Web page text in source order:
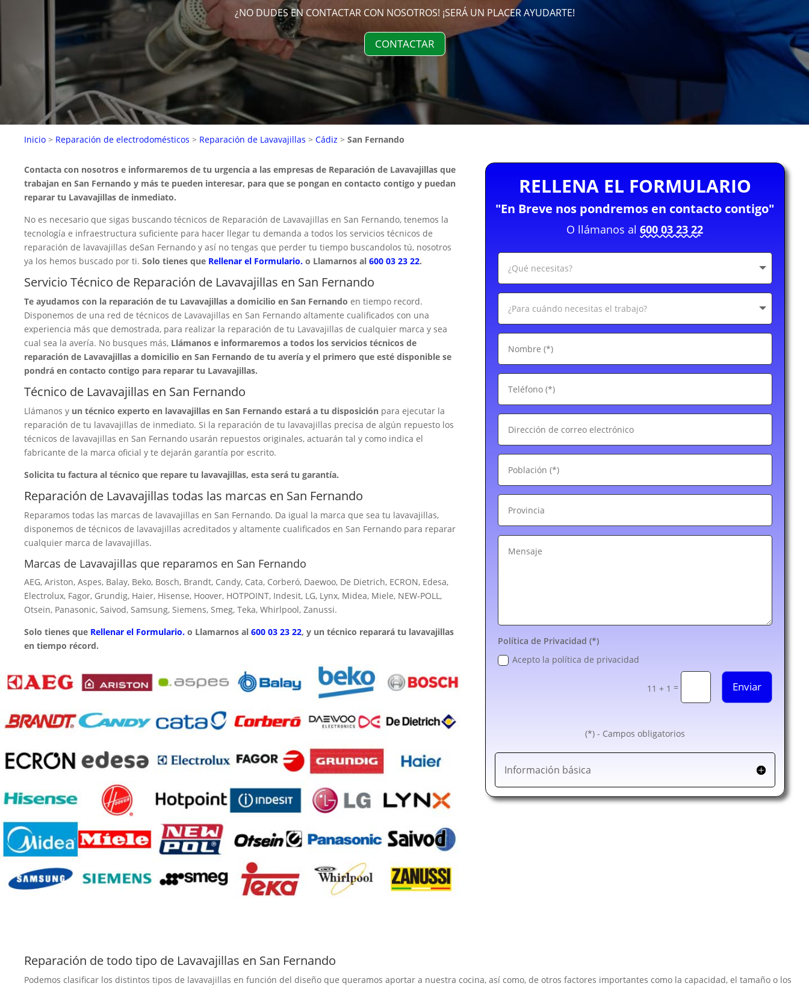
¿NO DUDES EN CONTACTAR CON NOSOTROS! ¡SERÁ UN PLACER AYUDARTE!
CONTACTAR
Inicio > Reparación de electrodomésticos > Reparación de Lavavajillas > Cádiz > San Fernando
Contacta con nosotros e informaremos de tu urgencia a las empresas de Reparación de Lavavajillas que
trabajan en San Fernando y más te pueden interesar, para que se pongan en contacto contigo y puedan
reparar tu Lavavajillas de inmediato.
No es necesario que sigas buscando técnicos de Reparación de Lavavajillas en San Fernando, tenemos la
tecnología e infraestructura suficiente para hacer llegar tu demanda a todos los servicios técnicos de
reparación de lavavajillas deSan Fernando y así no tengas que perder tu tiempo buscandolos tú, nosotros
ya los hemos buscado por ti. Solo tienes que Rellenar el Formulario. o Llamarnos al 600 03 23 22.
Servicio Técnico de Reparación de Lavavajillas en San Fernando
Te ayudamos con la reparación de tu Lavavajillas a domicilio en San Fernando en tiempo record.
Disponemos de una red de técnicos de Lavavajillas en San Fernando altamente cualificados con una
experiencia más que demostrada, para realizar la reparación de tu Lavavajillas de cualquier marca y sea
cual sea la avería. No busques más, Llámanos e informaremos a todos los servicios técnicos de
reparación de Lavavajillas a domicilio en San Fernando de tu avería y el primero que esté disponible se
pondrá en contacto contigo para reparar tu Lavavajillas.
Técnico de Lavavajillas en San Fernando
Llámanos y un técnico experto en lavavajillas en San Fernando estará a tu disposición para ejecutar la
reparación de tu lavavajillas de inmediato. Si la reparación de tu lavavajillas precisa de algún repuesto los
técnicos de lavavajillas en San Fernando usarán repuestos originales, actuarán tal y como indica el
fabricante de la marca oficial y te dejarán garantía por escrito.
Solicita tu factura al técnico que repare tu lavavajillas, esta será tu garantía.
Reparación de Lavavajillas todas las marcas en San Fernando
Reparamos todas las marcas de lavavajillas en San Fernando. Da igual la marca que sea tu lavavajillas,
disponemos de técnicos de lavavajillas acreditados y altamente cualificados en San Fernando para reparar
cualquier marca de lavavajillas.
Marcas de Lavavajillas que reparamos en San Fernando
AEG, Ariston, Aspes, Balay, Beko, Bosch, Brandt, Candy, Cata, Corberó, Daewoo, De Dietrich, ECRON, Edesa,
Electrolux, Fagor, Grundig, Haier, Hisense, Hoover, HOTPOINT, Indesit, LG, Lynx, Midea, Miele, NEW-POLL,
Otsein, Panasonic, Saivod, Samsung, Siemens, Smeg, Teka, Whirlpool, Zanussi.
Solo tienes que Rellenar el Formulario. o Llamarnos al 600 03 23 22, y un técnico reparará tu lavavajillas
en tiempo récord.
RELLENA EL FORMULARIO
"En Breve nos pondremos en contacto contigo"
O llámanos al600 03 23 22
Política de Privacidad (*)
Acepto la política de privacidad
11 + 1 = Enviar
(*) - Campos obligatorios
Información básica
Reparación de todo tipo de Lavavajillas en San Fernando
Podemos clasificar los distintos tipos de lavavajillas en función del diseño que queramos aportar a nuestra cocina, así como, de otros factores importantes como la capacidad, el tamaño o los